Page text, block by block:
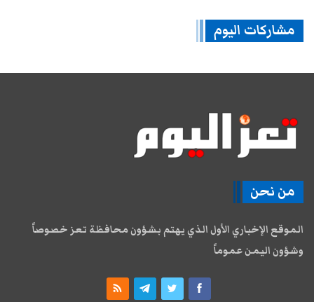
مشاركات اليوم
من نحن
الموقع الإخباري الأول الذي يهتم بشؤون محافظة تعز خصوصاً
وشؤون اليمن عموماً